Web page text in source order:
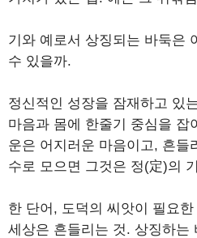
기와 예로서 상징되는 바둑은
수 있을까.
정신적인 성장을 잠재하고 있
마음과 몸에 한줄기 중심을 잡
운은 어지러운 마음이고, 흔들
수로 모으면 그것은 정(定)의
한 단어, 도덕의 씨앗이 필요한
세상은 흔들리는 것. 상징하는